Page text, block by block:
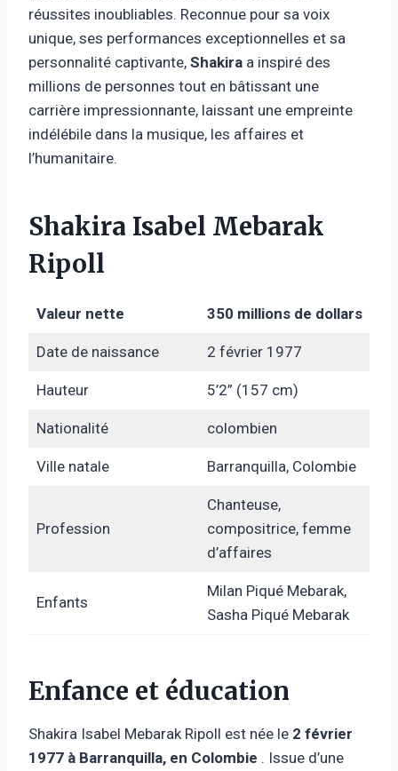
réussites inoubliables. Reconnue pour sa voix
unique, ses performances exceptionnelles et sa
personnalité captivante, Shakira a inspiré des
millions de personnes tout en bâtissant une
carrière impressionnante, laissant une empreinte
indélébile dans la musique, les affaires et
l’humanitaire.
Shakira Isabel Mebarak
Ripoll
Valeur nette 350 millions de dollars
Date de naissance 2 février 1977
Hauteur 5’2” (157 cm)
Nationalité colombien
Ville natale Barranquilla, Colombie
Profession
Chanteuse,
compositrice, femme
d’affaires
Enfants
Milan Piqué Mebarak,
Sasha Piqué Mebarak
Enfance et éducation
Shakira Isabel Mebarak Ripoll est née le 2 février
1977 à Barranquilla, en Colombie . Issue d’une